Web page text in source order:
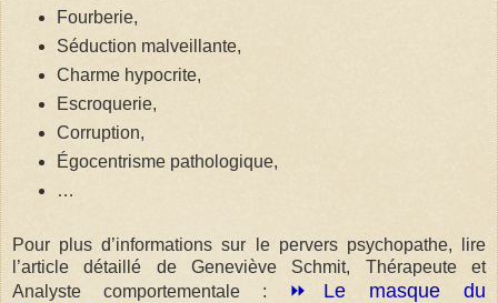
Fourberie,
Séduction malveillante,
Charme hypocrite,
Escroquerie,
Corruption,
Égocentrisme pathologique,
…
Pour plus d’informations sur le pervers psychopathe, lire
l’article détaillé de Geneviève Schmit, Thérapeute et
Analyste comportementale :
⏩Le masque du